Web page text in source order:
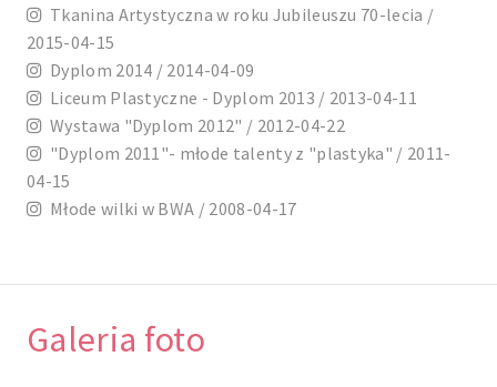
Tkanina Artystyczna w roku Jubileuszu 70-lecia /
2015-04-15
Dyplom 2014 / 2014-04-09
Liceum Plastyczne - Dyplom 2013 / 2013-04-11
Wystawa "Dyplom 2012" / 2012-04-22
"Dyplom 2011"- młode talenty z "plastyka" / 2011-
04-15
Młode wilki w BWA / 2008-04-17
Galeria foto